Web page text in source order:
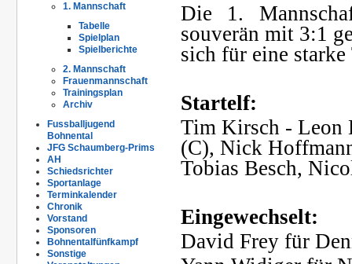
1. Mannschaft
Tabelle
Spielplan
Spielberichte
2. Mannschaft
Frauenmannschaft
Trainingsplan
Archiv
Fussballjugend
Bohnental
JFG Schaumberg-Prims
AH
Schiedsrichter
Sportanlage
Terminkalender
Chronik
Vorstand
Sponsoren
Bohnentalfünfkampf
Sonstige
Die 1.
souverän mit 3:1
sich für eine
Startelf:
Tim Kirsch - Leon
(C), Nick
Tobias Besch,
Eingewechselt:
David Frey für